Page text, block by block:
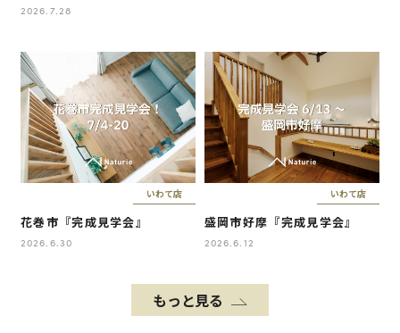
2026.7.28
いわて店
花巻市『完成見学会』
2026.6.30
いわて店
盛岡市好摩『完成見学会』
2026.6.12
もっと見る